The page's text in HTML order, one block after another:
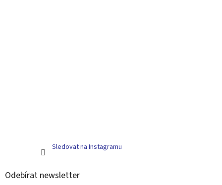
Sledovat na Instagramu
Odebírat newsletter